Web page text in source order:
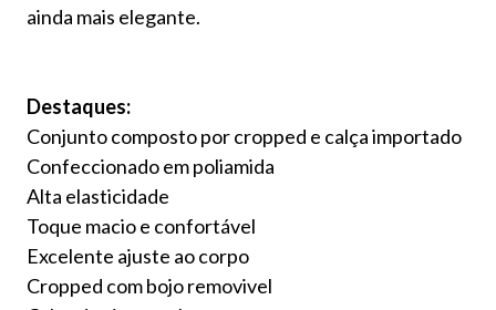
ainda mais elegante.
Destaques:
Conjunto composto por cropped e calça importado
Confeccionado em poliamida
Alta elasticidade
Toque macio e confortável
Excelente ajuste ao corpo
Cropped com bojo removivel